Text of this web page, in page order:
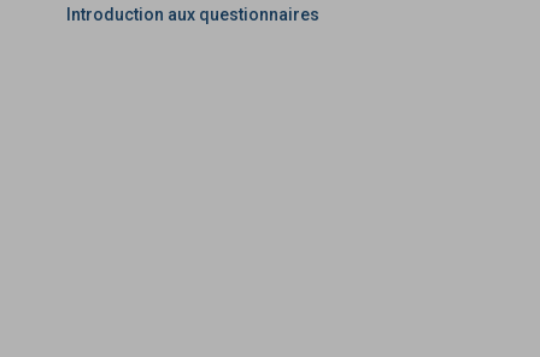
Introduction aux questionnaires